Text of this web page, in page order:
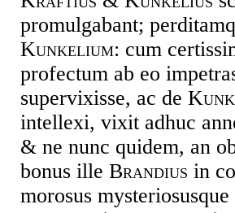
promulgabant;
Kunkelium: cum
profectum ab eo
supervixisse, ac de
intellexi, vixit adhuc
& ne nunc quidem, an
bonus ille Brandius in
morosus